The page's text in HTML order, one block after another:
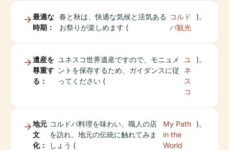
最適な
時期：
春と秋は、快適な気候と活気ある
お祭りが楽しめます (
コルド
バ観光
)。
遺産を
尊重す
る：
ユネスコ世界遺産ですので、モニュメ
ントを保存するため、ガイダンスに従
ってください (
ユ
ネ
ス
コ
)。
地元
文
化：
コルドバ料理を味わい、職人の店
を訪れ、地元の伝統に触れてみま
しょう (
My Path
in the
World
)。